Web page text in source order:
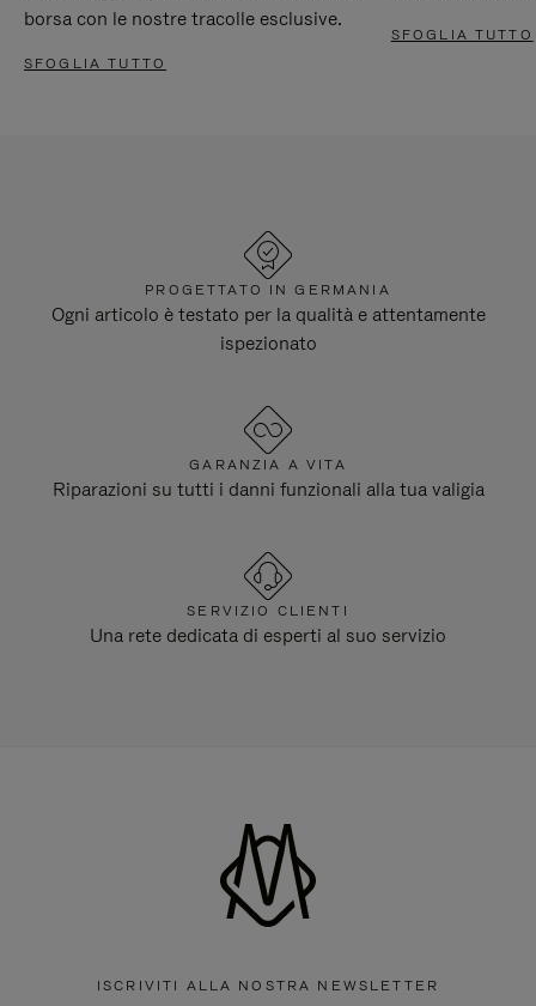
borsa con le nostre tracolle esclusive.
SFOGLIA TUTTO
SFOGLIA TUTTO
PROGETTATO IN GERMANIA
Ogni articolo è testato per la qualità e attentamente
ispezionato
GARANZIA A VITA
Riparazioni su tutti i danni funzionali alla tua valigia
SERVIZIO CLIENTI
Una rete dedicata di esperti al suo servizio
ISCRIVITI ALLA NOSTRA NEWSLETTER